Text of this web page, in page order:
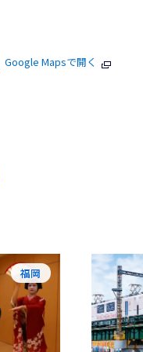
Google Mapsで開く
福岡